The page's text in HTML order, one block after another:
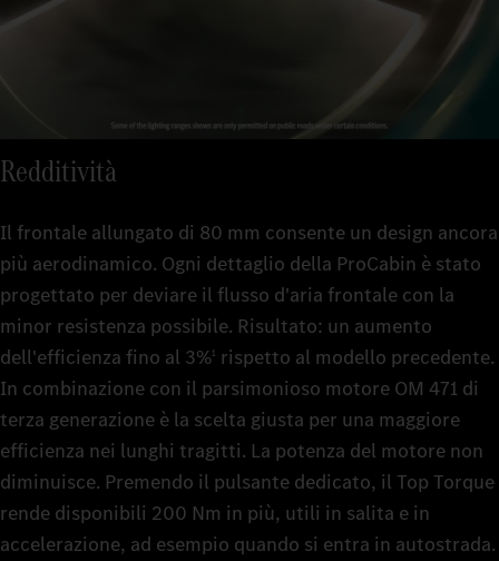
Redditività
Il frontale allungato di 80 mm consente un design ancora
più aerodinamico. Ogni dettaglio della ProCabin è stato
progettato per deviare il flusso d'aria frontale con la
minor resistenza possibile. Risultato: un aumento
dell'efficienza fino al 3%1 rispetto al modello precedente.
In combinazione con il parsimonioso motore OM 471 di
terza generazione è la scelta giusta per una maggiore
efficienza nei lunghi tragitti. La potenza del motore non
diminuisce. Premendo il pulsante dedicato, il Top Torque
rende disponibili 200 Nm in più, utili in salita e in
accelerazione, ad esempio quando si entra in autostrada.